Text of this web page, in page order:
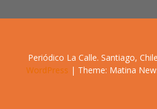
Periódico La Calle. Santiago,
WordPress | Theme: Matina